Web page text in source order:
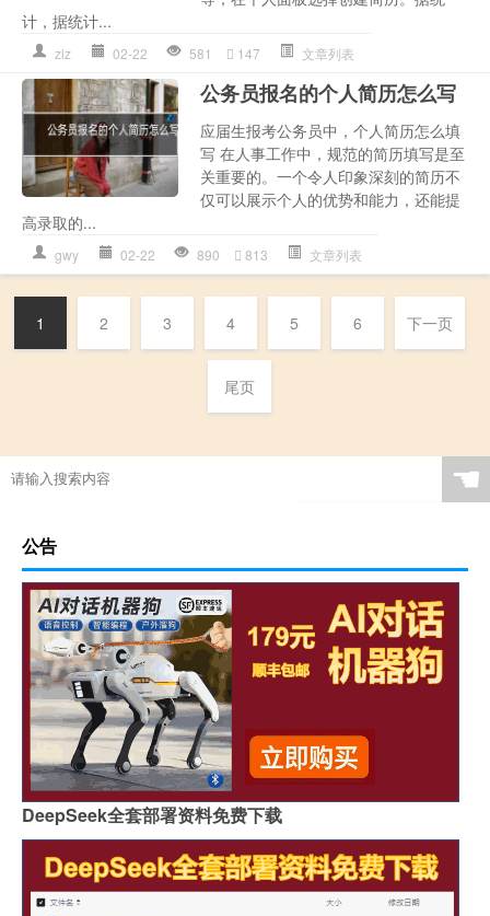
计，据统计...
zlz 02-22 581 147 文章列表
公务员报名的个人简历怎么写
应届生报考公务员中，个人简历怎么填
写 在人事工作中，规范的简历填写是至
关重要的。一个令人印象深刻的简历不
仅可以展示个人的优势和能力，还能提
高录取的...
gwy 02-22 890 813 文章列表
1 2 3 4 5 6 下一页
尾页
☚
公告
DeepSeek全套部署资料免费下载